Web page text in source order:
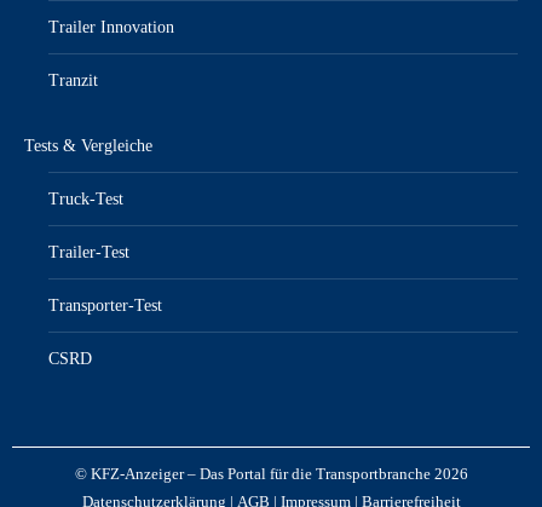
Trailer Innovation
Tranzit
Tests & Vergleiche
Truck-Test
Trailer-Test
Transporter-Test
CSRD
© KFZ-Anzeiger – Das Portal für die Transportbranche 2026
Datenschutzerklärung | AGB | Impressum| Barrierefreiheit